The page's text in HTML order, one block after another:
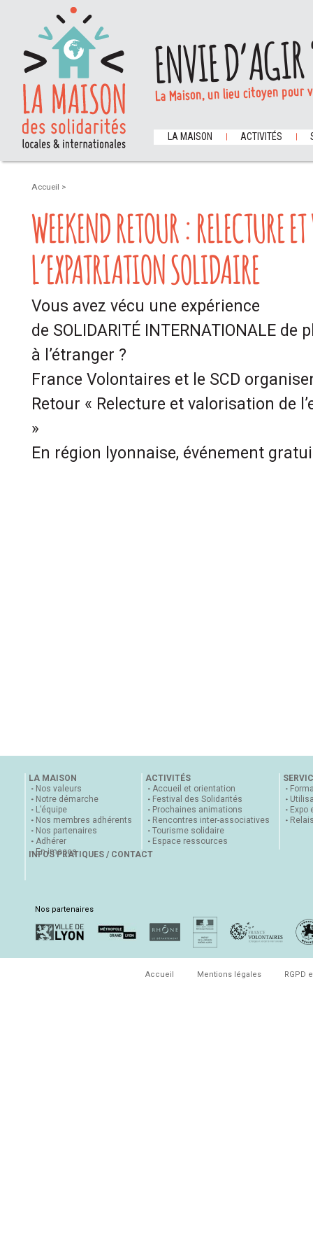
ENVIE
La Maison, un lieu citoyen
LA MAISON ACTIVITÉS
Accueil >
WEEKEND RETOUR : RELECTURE
L’EXPATRIATION SOLIDAIRE
Vous avez vécu une expérience
de SOLIDARITÉ INTERNATIONALE de
à l’étranger ?
France Volontaires et le SCD
Retour « Relecture et valorisation de
»
En région lyonnaise, événement
LA MAISON
Nos valeurs
Notre démarche
L’équipe
Nos membres adhérents
Nos partenaires
Adhérer
En images
ACTIVITÉS
Accueil et orientation
Festival des Solidarités
Prochaines animations
Rencontres inter-associatives
Tourisme solidaire
Espace ressources
Expo
INFOS PRATIQUES / CONTACT
Nos partenaires
Accueil Mentions légales RGPD